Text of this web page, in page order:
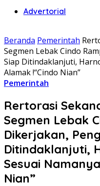
Advertorial
Beranda Pemerintah
Segmen Lebak Cindo
Siap Ditindaklanjuti,
Alamak !“Cindo Nian”
Pemerintah
Rertorasi
Segmen Lebak
Dikerjakan,
Ditindaklanjuti,
Sesuai
Nian”